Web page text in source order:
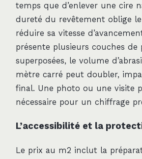
temps que d’enlever une cire
dureté du revêtement oblige
réduire sa vitesse
présente plusieurs couches de
superposées, le volume
mètre carré peut doubler,
final. Une photo ou une visite
nécessaire pour un chiffrage
L’accessibilité et la
Le prix au m2 inclut la